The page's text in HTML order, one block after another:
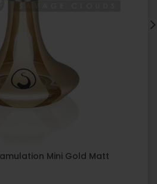
Mini Gold Matt